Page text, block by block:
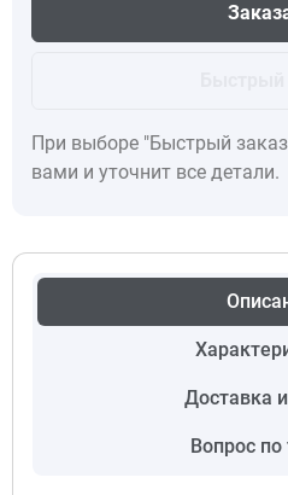
При выборе "Быстрый
вами и уточнит все детали.
Доставка
Вопрос по